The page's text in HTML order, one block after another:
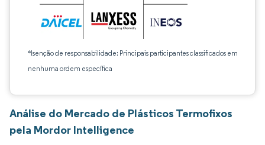
*Isenção de responsabilidade: Principais participantes classificados em
nenhuma ordem específica
Análise do Mercado de Plásticos Termofixos
pela Mordor Intelligence